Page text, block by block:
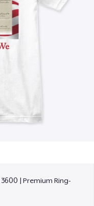
3600 | Premium Ring-